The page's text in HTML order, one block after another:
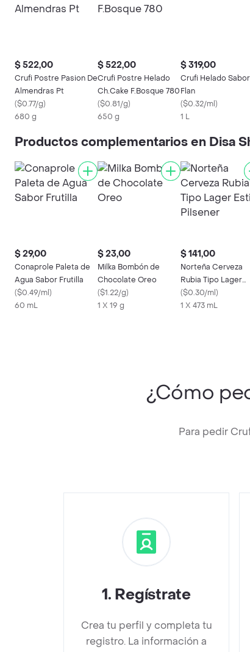
$ 522,00
Crufi Postre Pasion De
Almendras Pt
($0.77/g)
680 g
$ 522,00
Crufi Postre Helado
Ch.Cake F.Bosque 780
($0.81/g)
650 g
$ 319,00
Crufi Helado Sabor
Flan
($0.32/ml)
1 L
Productos complementarios en Disa
$ 29,00
Conaprole Paleta de
Agua Sabor Frutilla
($0.49/ml)
60 mL
$ 23,00
Milka Bombón de
Chocolate Oreo
($1.22/g)
1 X 19 g
$ 141,00
Norteña Cerveza
Rubia Tipo Lager
Estilo Pilsener
($0.30/ml)
1 X 473 mL
¿Cómo
Para pedir
1. Regístrate
Crea tu perfil y completa tu
registro. La información a